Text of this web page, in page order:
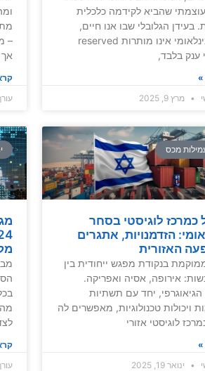
שהביא לקידמה כלכלית
בעידן הגלובלי שבו אנו חיים,
שילוח בינלאומי אינו מותרות reserved
ענק בלבד,
»
מרץ 9, 2025
–
אך
מכס
כמרכז לוגיסטי בסחר
הזדמנויות, אתגרים
האזורית
בנקודת מפגש ייחודית בין
אירופה, אסיה ואפריקה.
הגיאוגרפי, יחד עם תשתיות
ויכולות טכנולוגיות, מאפשרים לה
לוגיסטי אזורי
»
ינואר 19, 2025